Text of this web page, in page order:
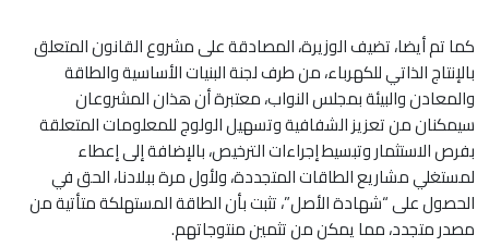
كما تم أيضا، تضيف الوزيرة، المصادقة على مشروع القانون المتعلق
بالإنتاج الذاتي للكهرباء، من طرف لجنة البنيات الأساسية والطاقة
والمعادن والبيئة بمجلس النواب، معتبرة أن هذان المشروعان
سيمكنان من تعزيز الشفافية وتسهيل الولوج للمعلومات المتعلقة
بفرص الاستثمار وتبسيط إجراءات الترخيص، بالإضافة إلى إعطاء
لمستغلي مشاريع الطاقات المتجددة، ولأول مرة ببلادنا، الحق في
الحصول على “شهادة الأصل”، تثبت بأن الطاقة المستهلكة متأتية من
مصدر متجدد، مما يمكن من تثمين منتوجاتهم.